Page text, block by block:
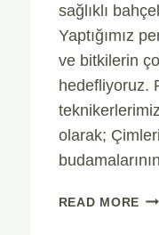
sağlıklı
Yaptığımız
ve bitkilerin
hedefliyoruz.
olarak;
READ MORE